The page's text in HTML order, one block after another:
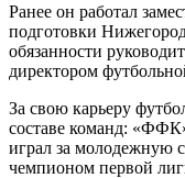
Ранее он работал
подготовки
обязанности
директором
За свою карьеру
составе команд:
играл за молодежную
чемпионом первой